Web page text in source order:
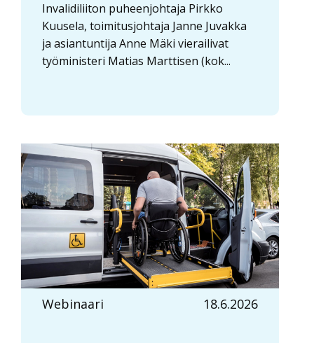
Invalidiliiton puheenjohtaja Pirkko
Kuusela, toimitusjohtaja Janne Juvakka
ja asiantuntija Anne Mäki vierailivat
työministeri Matias Marttisen (kok...
Webinaari 18.6.2026